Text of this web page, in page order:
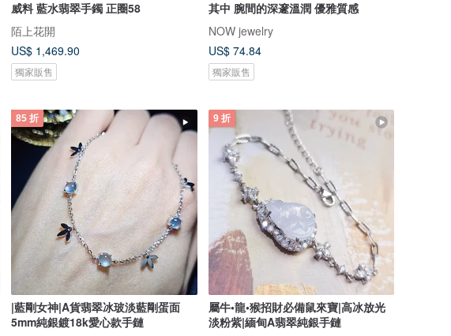
威料 藍水翡翠手鐲 正圈58
陌上花開
US$ 1,469.90
獨家販售
其中 腕間的深邃溫潤 優雅質感
NOW jewelry
US$ 74.84
獨家販售
85 折
|藍剛女神|A貨翡翠冰玻淡藍剛蛋面
5mm純銀鍍18k愛心款手鏈
9 折
屬牛•龍•猴招財必備鼠來寶|高冰放光
淡粉紫|緬甸A翡翠純銀手鏈